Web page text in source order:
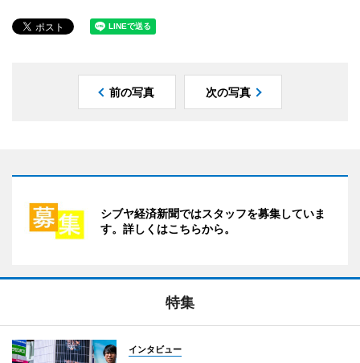
前の写真 次の写真
シブヤ経済新聞ではスタッフを募集していま
す。詳しくはこちらから。
特集
インタビュー